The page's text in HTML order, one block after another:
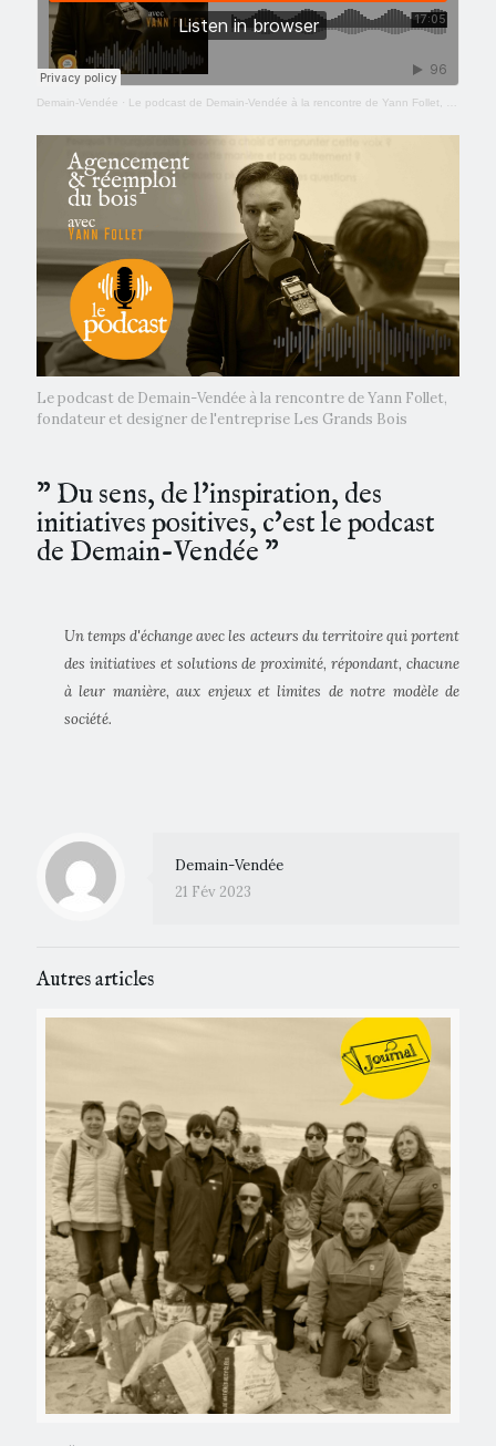
Demain-Vendée · Le podcast de Demain-Vendée à la rencontre de Yann Follet, fondateur de l'entreprise Les Grands Bois
Le podcast de Demain-Vendée à la rencontre de Yann Follet,
fondateur et designer de l'entreprise Les Grands Bois
” Du sens, de l'inspiration, des
initiatives positives, c'est le podcast
de Demain-Vendée ”
Un temps d'échange avec les acteurs du territoire qui portent
des initiatives et solutions de proximité, répondant, chacune
à leur manière, aux enjeux et limites de notre modèle de
société.
Demain-Vendée
21 Fév 2023
Autres articles